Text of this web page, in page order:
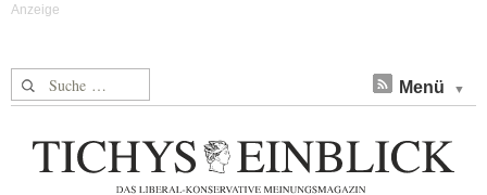
Suche nach: Menü